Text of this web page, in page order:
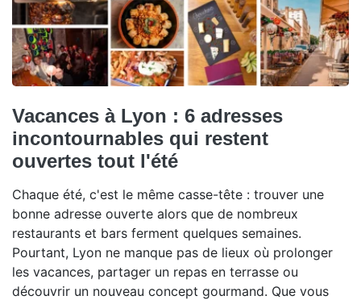
Vacances à Lyon : 6 adresses
incontournables qui restent
ouvertes tout l'été
Chaque été, c'est le même casse-tête : trouver une
bonne adresse ouverte alors que de nombreux
restaurants et bars ferment quelques semaines.
Pourtant, Lyon ne manque pas de lieux où prolonger
les vacances, partager un repas en terrasse ou
découvrir un nouveau concept gourmand. Que vous